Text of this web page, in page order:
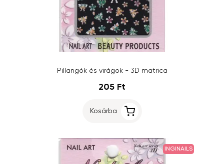
Pillangók és virágok - 3D matrica
205 Ft
Kosárba
INGINAILS